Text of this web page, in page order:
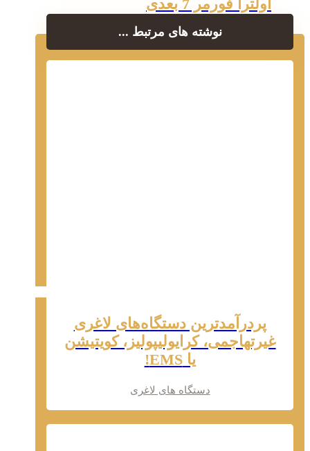
اولترا فورمر 7 بعدی
نوشته های مرتبط ...
پردرآمدترین دستگاه‌های لاغری
غیرتهاجمی، کرایولیپولیز، کویتیشن
یا EMS!
دستگاه های لاغری